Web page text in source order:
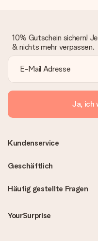
10% Gutschein sichern!
& nichts mehr verpassen.
Ja, ich
Häufig gestellte Fragen
YourSurprise
Kundenservice
Geschäftlich